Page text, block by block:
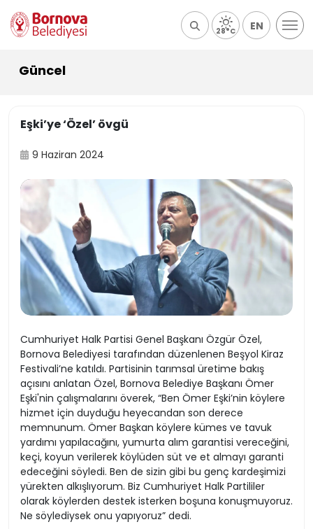
28°C EN
Güncel
Eşki’ye ‘Özel’ övgü
9 Haziran 2024
Cumhuriyet Halk Partisi Genel Başkanı Özgür Özel,
Bornova Belediyesi tarafından düzenlenen Beşyol Kiraz
Festivali’ne katıldı. Partisinin tarımsal üretime bakış
açısını anlatan Özel, Bornova Belediye Başkanı Ömer
Eşki'nin çalışmalarını överek, “Ben Ömer Eşki’nin köylere
hizmet için duyduğu heyecandan son derece
memnunum. Ömer Başkan köylere kümes ve tavuk
yardımı yapılacağını, yumurta alım garantisi vereceğini,
keçi, koyun verilerek köylüden süt ve et almayı garanti
edeceğini söyledi. Ben de sizin gibi bu genç kardeşimizi
yürekten alkışlıyorum. Biz Cumhuriyet Halk Partililer
olarak köylerden destek isterken boşuna konuşmuyoruz.
Ne söylediysek onu yapıyoruz” dedi.